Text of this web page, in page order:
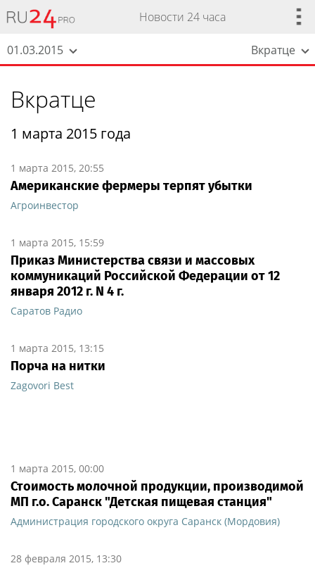
Новости 24 часа
01.03.2015 Вкратце
Вкратце
1 марта 2015 года
1 марта 2015, 20:55
Американские фермеры терпят убытки
Агроинвестор
1 марта 2015, 15:59
Приказ Министерства связи и массовых
коммуникаций Российской Федерации от 12
января 2012 г. N 4 г.
Саратов Радио
1 марта 2015, 13:15
Порча на нитки
Zagovori Best
1 марта 2015, 00:00
Стоимость молочной продукции, производимой
МП г.о. Саранск "Детская пищевая станция"
Администрация городского округа Саранск (Мордовия)
28 февраля 2015, 13:30